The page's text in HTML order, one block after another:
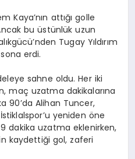
Kaya’nın attığı golle
bu üstünlük uzun
Tugay Yıldırım
erdi.
sahne oldu. Her iki
maç uzatma dakikalarına
90’da Alihan Tuncer,
yeniden öne
dakika uzatma eklenirken,
kaydettiği gol, zaferi